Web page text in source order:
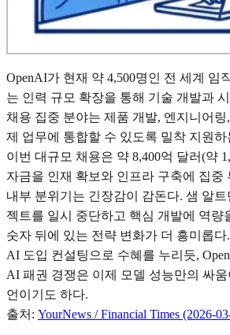
OpenAI가 현재 약 4,500명인 전 세계
는 인력 규모 확장을 통해 기술 개발과
채용 집중 분야는 제품 개발, 엔지니어
제 업무에 통합할 수 있도록 밀착 지원
이번 대규모 채용은 약 8,400억 달러(약
자금을 인재 확보와 인프라 구축에 집중
내부 분위기는 긴장감이 감돈다. 샘 알
젝트를 일시 중단하고 핵심 개발에 역
숫자 뒤에 있는 전략 변화가 더 흥미롭
AI 도입 컨설팅으로 수혜를 누리듯,
AI 패권 경쟁은 이제 모델 성능만의 싸
언이기도 하다.
출처: YourNews / Financial Times (2026-